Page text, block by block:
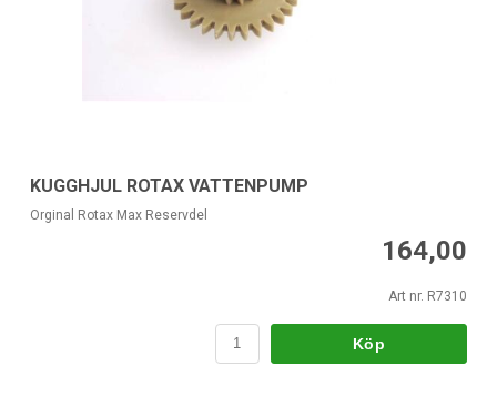
KUGGHJUL ROTAX VATTENPUMP
Orginal Rotax Max Reservdel
164,00
Art nr. R7310
Köp